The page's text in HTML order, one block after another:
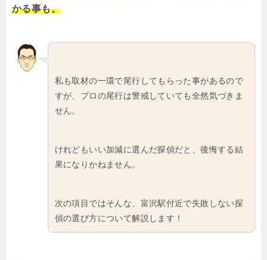
かる事も。
私も取材の一環で尾行してもらった事があるので
すが、プロの尾行は警戒していても全然気づきま
せん。
けれどもいい加減に選んだ探偵だと、後悔する結
果になりかねません。
次の項目ではそんな、富沢駅付近で失敗しない探
偵の選び方について解説します！